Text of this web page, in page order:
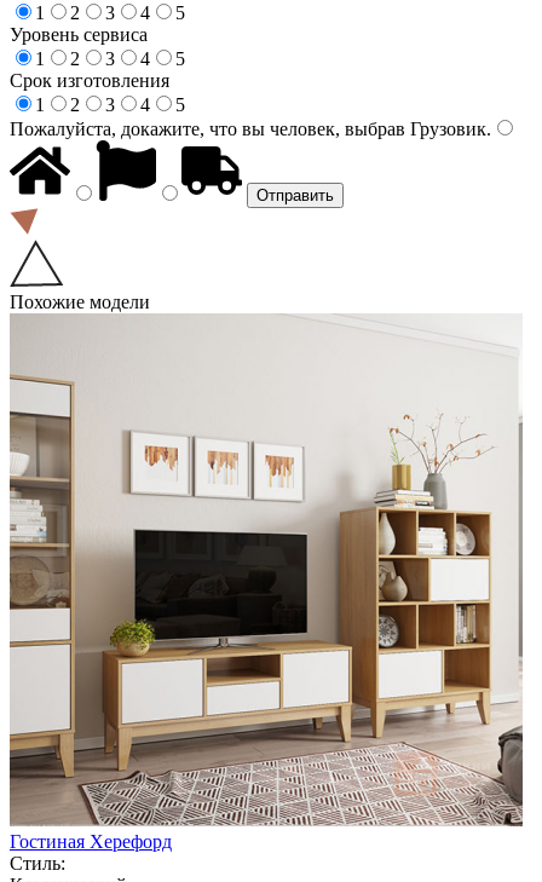
1
2 3 4
5
Уровень сервиса
1
2 3 4
5
Срок изготовления
1
2 3 4
5
Пожалуйста, докажите, что вы человек, выбрав Грузовик.
Похожие модели
Гостиная Херефорд
Стиль: